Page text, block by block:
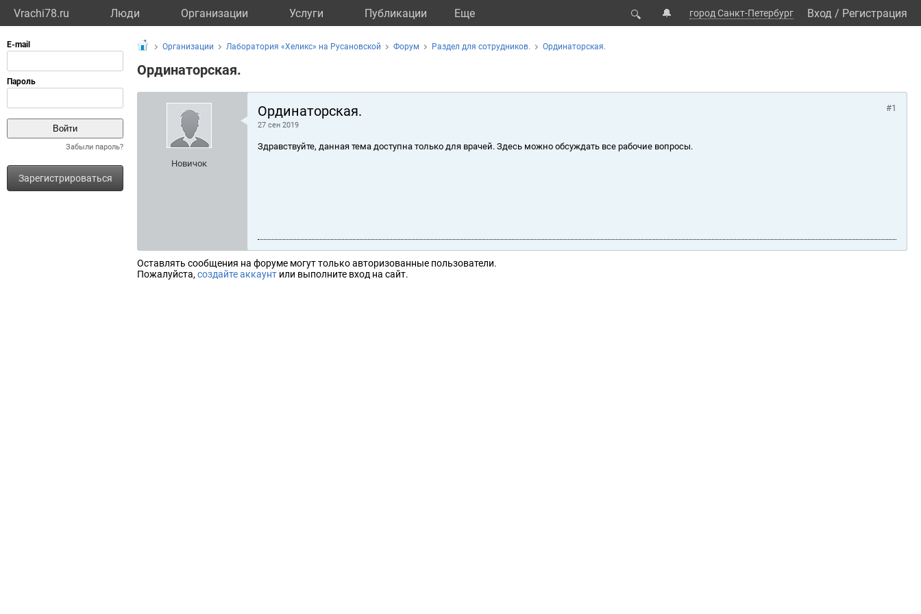
Vrachi78.ru Люди Организации Услуги Публикации Eще 🔍 🔔 город Санкт-Петербург Вход / Регистрация
Забыли пароль?
Зарегистрироваться
Организации Лаборатория «Хеликс» на Русановской Форум Раздел для сотрудников. Ординаторская.
Ординаторская.
Новичок
Ординаторская.
27 сен 2019
#1
Здравствуйте, данная тема доступна только для врачей. Здесь можно обсуждать все рабочие вопросы.
Оставлять сообщения на форуме могут только авторизованные пользователи.
Пожалуйста, создайте аккаунт или выполните вход на сайт.